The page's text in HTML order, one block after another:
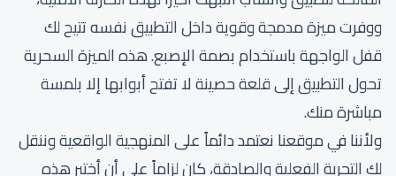
ووفرت ميزة مدمجة وقوية داخل التطبيق نفسه تتيح لك
قفل الواجهة باستخدام بصمة الإصبع. هذه الميزة السحرية
تحول التطبيق إلى قلعة حصينة لا تفتح أبوابها إلا بلمسة
مباشرة منك.
ولأننا في موقعنا نعتمد دائماً على المنهجية الواقعية وننقل
لك التجربة الفعلية والصادقة، كان لزاماً علي أن أختبر هذه